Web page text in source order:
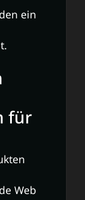
ein
für
Web